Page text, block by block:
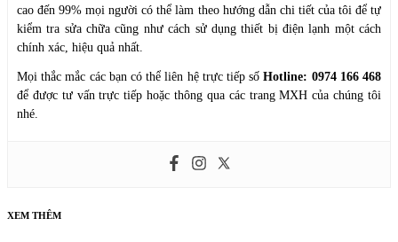
cao đến 99% mọi người có thể làm theo hướng dẫn chi tiết của tôi để tự
kiểm tra sửa chữa cũng như cách sử dụng thiết bị điện lạnh một cách
chính xác, hiệu quả nhất.
Mọi thắc mắc các bạn có thể liên hệ trực tiếp sốHotline: 0974 166 468
để được tư vấn trực tiếp hoặc thông qua các trang MXH của chúng tôi
nhé.
XEM THÊM